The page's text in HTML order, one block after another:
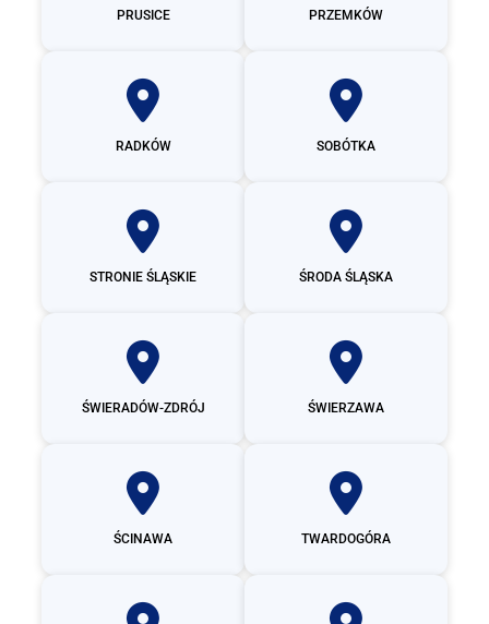
PRUSICE PRZEMKÓW
RADKÓW SOBÓTKA
STRONIE ŚLĄSKIE ŚRODA ŚLĄSKA
ŚWIERADÓW-ZDRÓJ ŚWIERZAWA
ŚCINAWA TWARDOGÓRA